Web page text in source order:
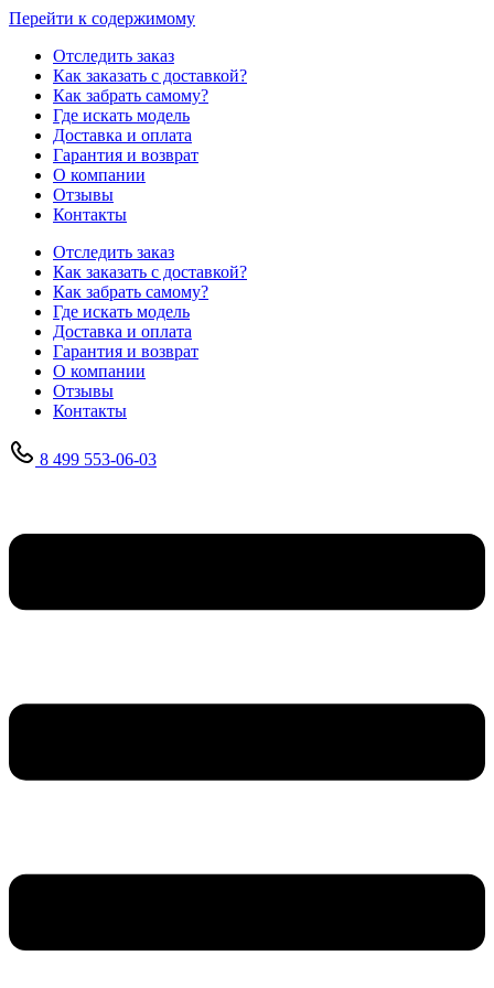
Перейти к содержимому
Отследить заказ
Как заказать с доставкой?
Как забрать самому?
Где искать модель
Доставка и оплата
Гарантия и возврат
О компании
Отзывы
Контакты
Отследить заказ
Как заказать с доставкой?
Как забрать самому?
Где искать модель
Доставка и оплата
Гарантия и возврат
О компании
Отзывы
Контакты
8 499 553-06-03